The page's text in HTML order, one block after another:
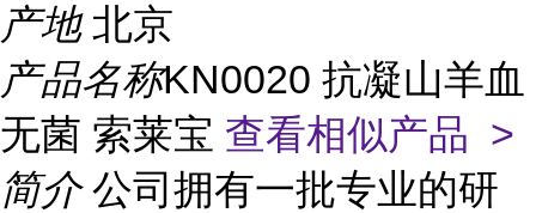
产地 北京
产品名称KN0020 抗凝山羊血
无菌 索莱宝 查看相似产品 >
简介 公司拥有一批专业的研